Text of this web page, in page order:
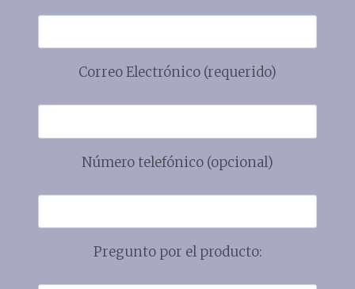
Correo Electrónico (requerido)
Número telefónico (opcional)
Pregunto por el producto: